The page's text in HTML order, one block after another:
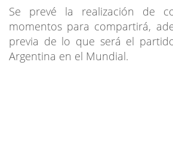
Se prevé la realización de
momentos para compartirá,
previa de lo que será el
Argentina en el Mundial.